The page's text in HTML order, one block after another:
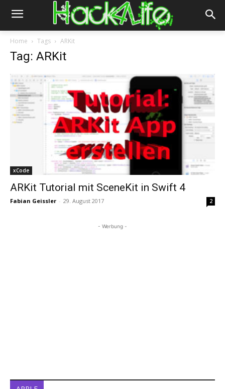
Home Tags ARKit
Tag: ARKit
xCode
ARKit Tutorial mit SceneKit in Swift 4
Fabian Geissler - 29. August 2017 2
- Werbung -